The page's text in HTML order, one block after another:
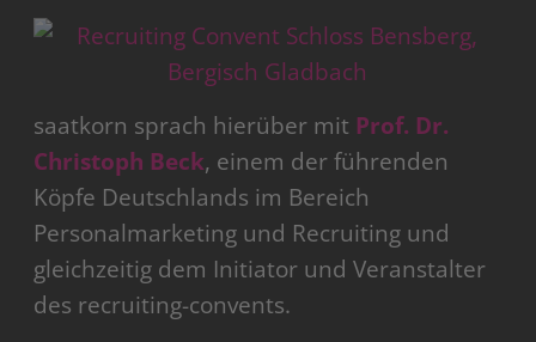
saatkorn sprach hierüber mit Prof. Dr.
Christoph Beck, einem der führenden
Köpfe Deutschlands im Bereich
Personalmarketing und Recruiting und
gleichzeitig dem Initiator und Veranstalter
des recruiting-convents.